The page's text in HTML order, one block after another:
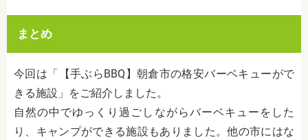
まとめ
今回は「【手ぶらBBQ】朝倉市の格安バーベキューがで
きる施設」をご紹介しました。
自然の中でゆっくり過ごしながらバーベキューをした
り、キャンプができる施設もありました。他の市にはな